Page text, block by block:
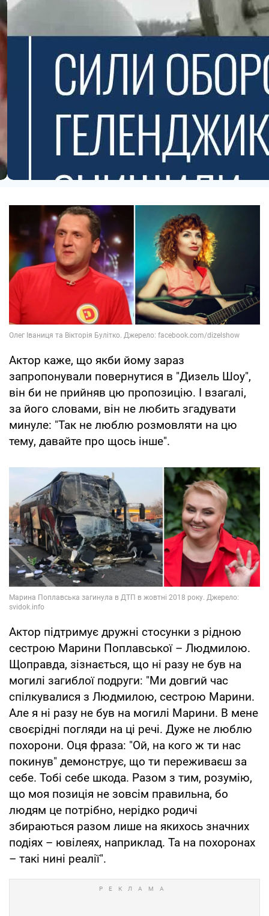
Актор каже, що якби йому зараз
запропонували повернутися в "Дизель Шоу",
він би не прийняв цю пропозицію. І взагалі,
за його словами, він не любить згадувати
минуле: "Так не люблю розмовляти на цю
тему, давайте про щось інше".
Актор підтримує дружні стосунки з рідною
сестрою Марини Поплавської – Людмилою.
Щоправда, зізнається, що ні разу не був на
могилі загиблої подруги: "Ми довгий час
спілкувалися з Людмилою, сестрою Марини.
Але я ні разу не був на могилі Марини. В мене
своєрідні погляди на ці речі. Дуже не люблю
похорони. Оця фраза: "Ой, на кого ж ти нас
покинув" демонструє, що ти переживаєш за
себе. Тобі себе шкода. Разом з тим, розумію,
що моя позиція не зовсім правильна, бо
людям це потрібно, нерідко родичі
збираються разом лише на якихось значних
подіях – ювілеях, наприклад. Та на похоронах
– такі нині реалії".